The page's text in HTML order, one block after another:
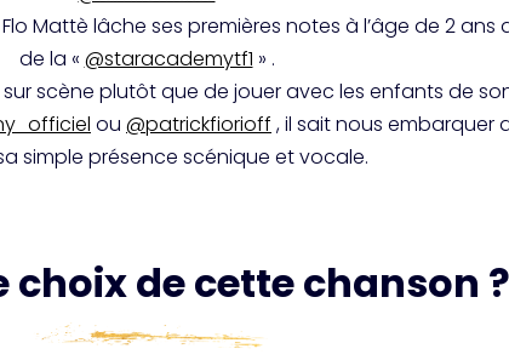
Mattè lâche ses premières notes à l’âge de 2 ans
de la « @staracademytf1 » .
scène plutôt que de jouer avec les enfants de
ou @patrickfiorioff , il sait nous embarquer
simple présence scénique et vocale.
choix de cette chanson ?⁣